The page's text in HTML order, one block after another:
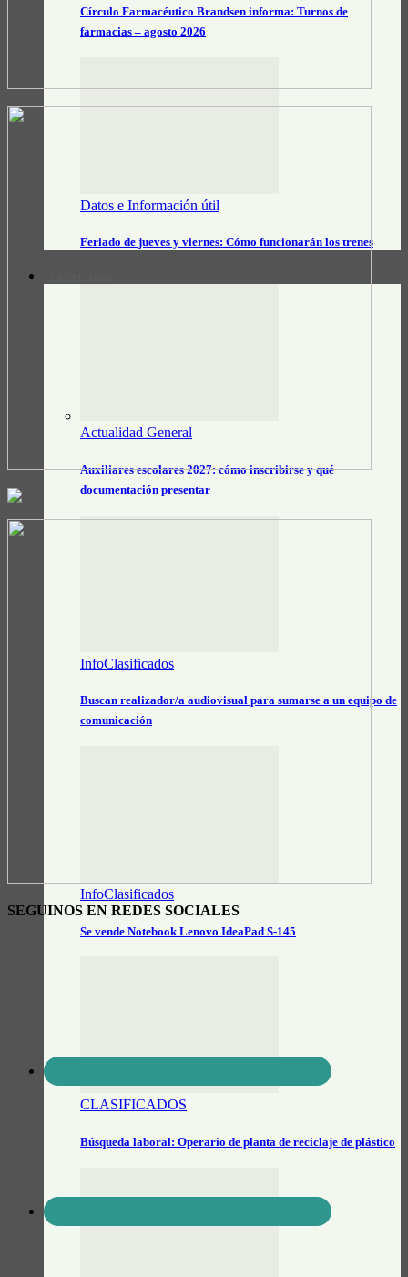
Círculo Farmacéutico Brandsen informa: Turnos de
farmacias – agosto 2026
Datos e Información útil
Feriado de jueves y viernes: Cómo funcionarán los trenes
Actualidad General
Auxiliares escolares 2027: cómo inscribirse y qué
documentación presentar
InfoClasificados
Buscan realizador/a audiovisual para sumarse a un equipo de
comunicación
InfoClasificados
Se vende Notebook Lenovo IdeaPad S-145
CLASIFICADOS
Búsqueda laboral: Operario de planta de reciclaje de plástico
SEGUINOS EN REDES SOCIALES